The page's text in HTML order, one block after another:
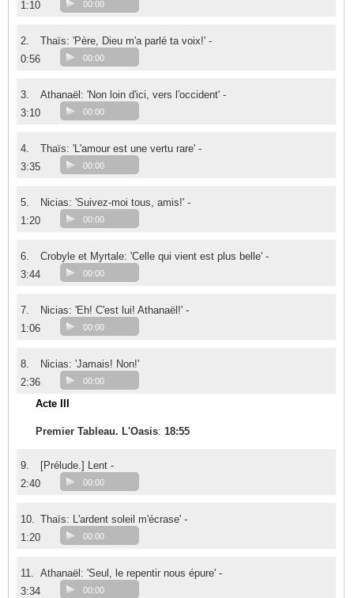
1:10 00:00
2.
Thaïs: 'Père, Dieu m'a parlé ta voix!' -
0:56
00:00
3.
Athanaël: 'Non loin d'ici, vers l'occident' -
3:10
00:00
4.
Thaïs: 'L'amour est une vertu rare' -
3:35
00:00
5.
Nicias: 'Suivez-moi tous, amis!' -
1:20
00:00
6.
Crobyle et Myrtale: 'Celle qui vient est plus belle' -
3:44
00:00
7.
Nicias: 'Eh! C'est lui! Athanaël!' -
1:06
00:00
8.
Nicias: 'Jamais! Non!'
2:36
00:00
Acte III
Premier Tableau. L'Oasis: 18:55
9.
[Prélude.] Lent -
2:40
00:00
10. Thaïs: L'ardent soleil m'écrase' -
1:20
00:00
11. Athanaël: 'Seul, le repentir nous épure' -
3:34
00:00